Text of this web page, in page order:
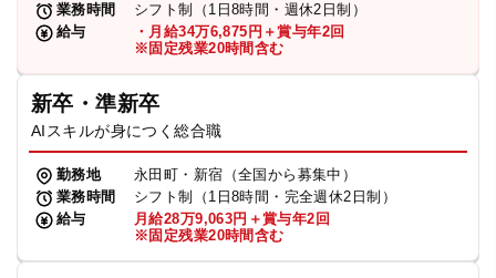
業務時間
シフト制（1日8時間・週休2日制）
給与
・月給34万6,875円＋賞与年2回
※固定残業20時間含む
新卒・準新卒
AIスキルが身につく総合職
勤務地
永田町・新宿（全国から募集中）
業務時間
シフト制（1日8時間・完全週休2日制）
給与
月給28万9,063円＋賞与年2回
※固定残業20時間含む